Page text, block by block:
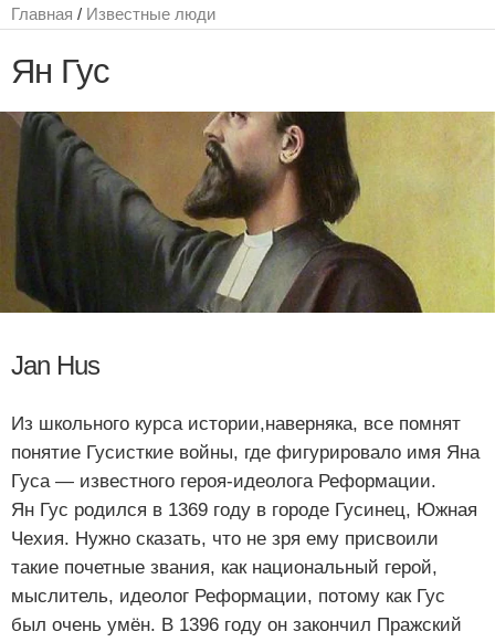
Главная / Известные люди
Ян Гус
Jan Hus
Из школьного курса истории,наверняка, все помнят
понятие Гусисткие войны, где фигурировало имя Яна
Гуса — известного героя-идеолога Реформации.
Ян Гус родился в 1369 году в городе Гусинец, Южная
Чехия. Нужно сказать, что не зря ему присвоили
такие почетные звания, как национальный герой,
мыслитель, идеолог Реформации, потому как Гус
был очень умён. В 1396 году он закончил Пражский